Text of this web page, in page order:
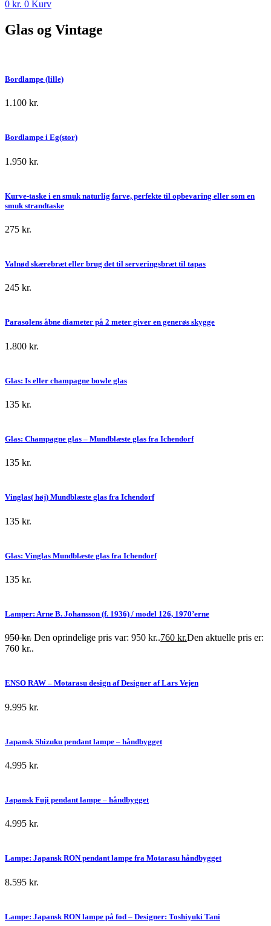
0 kr. 0 Kurv
Glas og Vintage
Bordlampe (lille)
1.100 kr.
Bordlampe i Eg(stor)
1.950 kr.
Kurve-taske i en smuk naturlig farve, perfekte til opbevaring eller som en
smuk strandtaske
275 kr.
Valnød skærebræt eller brug det til serveringsbræt til tapas
245 kr.
Parasolens åbne diameter på 2 meter giver en generøs skygge
1.800 kr.
Glas: Is eller champagne bowle glas
135 kr.
Glas: Champagne glas – Mundblæste glas fra Ichendorf
135 kr.
Vinglas( høj) Mundblæste glas fra Ichendorf
135 kr.
Glas: Vinglas Mundblæste glas fra Ichendorf
135 kr.
Lamper: Arne B. Johansson (f. 1936) / model 126, 1970’erne
950kr. Den oprindelige pris var: 950 kr..760 kr.Den aktuelle pris er:
760 kr..
ENSO RAW – Motarasu design af Designer af Lars Vejen
9.995 kr.
Japansk Shizuku pendant lampe – håndbygget
4.995 kr.
Japansk Fuji pendant lampe – håndbygget
4.995 kr.
Lampe: Japansk RON pendant lampe fra Motarasu håndbygget
8.595 kr.
Lampe: Japansk RON lampe på fod – Designer: Toshiyuki Tani